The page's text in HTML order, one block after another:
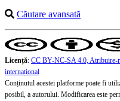
Căutare avansată
Licență: CC BY-NC-SA 4.0, Atribuire-
internațional
Conținutul acestei platforme poate fi
posibil, a autorului. Modificarea este